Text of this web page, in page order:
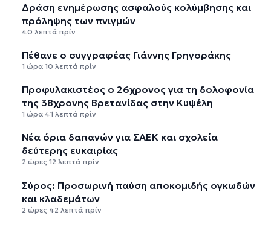
Δράση ενημέρωσης ασφαλούς κολύμβησης και
πρόληψης των πνιγμών
40 λεπτά πρίν
Πέθανε ο συγγραφέας Γιάννης Γρηγοράκης
1 ώρα 10 λεπτά πρίν
Προφυλακιστέος ο 26χρονος για τη δολοφονία
της 38χρονης Βρετανίδας στην Κυψέλη
1 ώρα 41 λεπτά πρίν
Νέα όρια δαπανών για ΣΑΕΚ και σχολεία
δεύτερης ευκαιρίας
2 ώρες 12 λεπτά πρίν
Σύρος: Προσωρινή παύση αποκομιδής ογκωδών
και κλαδεμάτων
2 ώρες 42 λεπτά πρίν